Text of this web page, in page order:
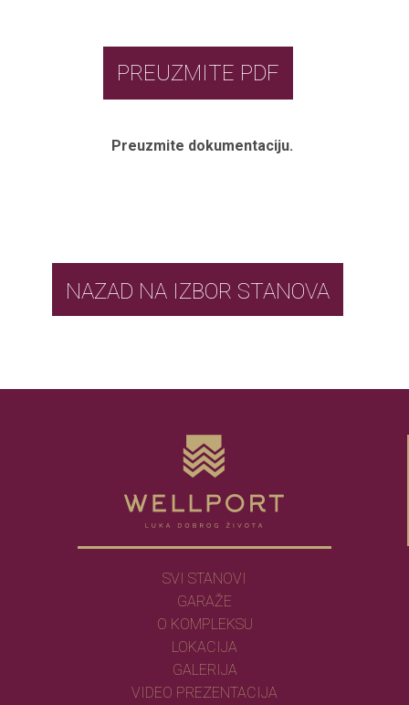
PREUZMITE PDF
Preuzmite dokumentaciju.
NAZAD NA IZBOR STANOVA
SVI STANOVI
GARAŽE
O KOMPLEKSU
LOKACIJA
GALERIJA
VIDEO PREZENTACIJA